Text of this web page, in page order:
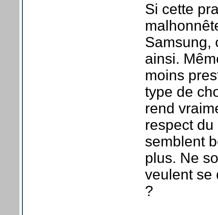
Si cette
Samsung,
ainsi.
moins
type de
rend
respect
semblent
plus. Ne
veulent se
?